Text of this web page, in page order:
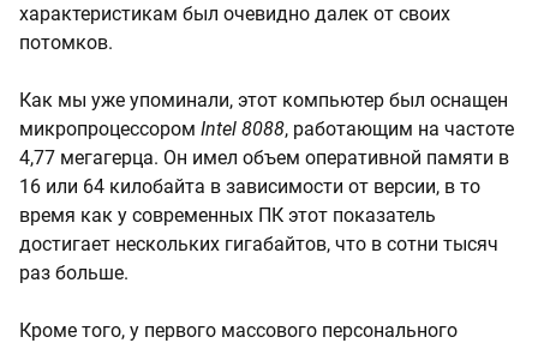
характеристикам был очевидно далек от своих
потомков.
Как мы уже упоминали, этот компьютер был оснащен
микропроцессором Intel 8088, работающим на частоте
4,77 мегагерца. Он имел объем оперативной памяти в
16 или 64 килобайта в зависимости от версии, в то
время как у современных ПК этот показатель
достигает нескольких гигабайтов, что в сотни тысяч
раз больше.
Кроме того, у первого массового персонального